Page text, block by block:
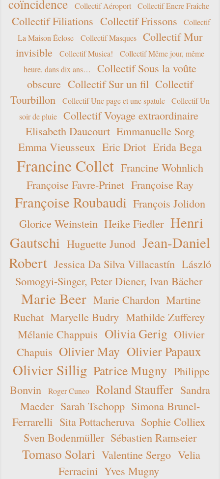
coïncidence Collectif Aéroport Collectif Encre Fraîche
Collectif Filiations Collectif Frissons
Collectif
La Maison Éclose
Collectif Masques
Collectif Mur
invisible
Collectif Musica!
Collectif Même jour, même
heure, dans dix ans…
Collectif Sous la voûte
obscure Collectif Sur un fil Collectif
Tourbillon
Collectif Une page et une spatule
Collectif Un
soir de pluie
Collectif Voyage extraordinaire
Elisabeth Daucourt Emmanuelle Sorg
Emma Vieusseux Eric Driot Erida Bega
Francine Collet Francine Wohnlich
Françoise Favre-Prinet Françoise Ray
Françoise Roubaudi François Jolidon
Glorice Weinstein Heike Fiedler Henri
Gautschi Huguette Junod Jean-Daniel
Robert Jessica Da Silva Villacastín László
Somogyi-Singer, Peter Diener, Ivan Bächer
Marie Beer Marie Chardon Martine
Ruchat Maryelle Budry Mathilde Zufferey
Mélanie Chappuis Olivia Gerig Olivier
Chapuis Olivier May Olivier Papaux
Olivier Sillig Patrice Mugny Philippe
Bonvin
Roger Cuneo Roland Stauffer Sandra
Maeder Sarah Tschopp Simona Brunel-
Ferrarelli Sita Pottacheruva Sophie Colliex
Sven Bodenmüller Sébastien Ramseier
Tomaso Solari Valentine Sergo Velia
Ferracini Yves Mugny